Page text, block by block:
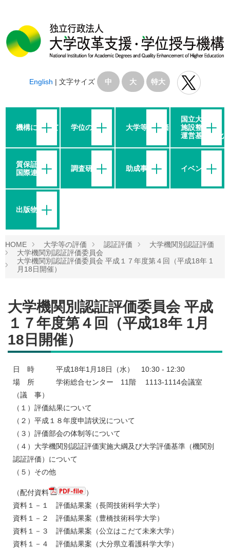
English | 文字サイズ 中 大 特大
機構について 学位の授与 大学等の評価
国立大学の
施設整備・
運営基盤強化
質保証・
国際連携
調査研究 助成事業 イベント
出版物等
HOME 大学等の評価 認証評価
大学機関別認証評価
大学機関別認証評価委員会
大学機関別認証評価委員会 平成１７年度第４回（平成18年 1
月18日開催）
大学機関別認証評価委員会 平成
１７年度第４回（平成18年 1月
18日開催）
日 時 平成18年1月18日（水） 10:30 - 12:30
場 所 学術総合センター 11階 1113-1114会議室
（議 事）
（１）評価結果について
（２）平成１８年度申請状況について
（３）評価部会の体制等について
（４）大学機関別認証評価実施大綱及び大学評価基準（機関別
認証評価）について
（５）その他
（配付資料
）
資料１－１ 評価結果案（長岡技術科学大学）
資料１－２ 評価結果案（豊橋技術科学大学）
資料１－３ 評価結果案（公立はこだて未来大学）
資料１－４ 評価結果案（大分県立看護科学大学）